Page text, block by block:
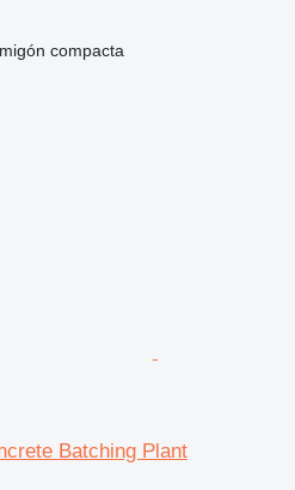
compacta
Batching Plant